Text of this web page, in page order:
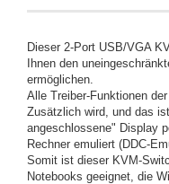
Dieser 2-Port USB/VGA
Ihnen den
ermöglichen.
Alle Treiber-Funktionen
Zusätzlich wird, und das
angeschlossene" Display
Rechner emuliert (DDC-
Somit ist dieser KVM-
Notebooks geeignet, die